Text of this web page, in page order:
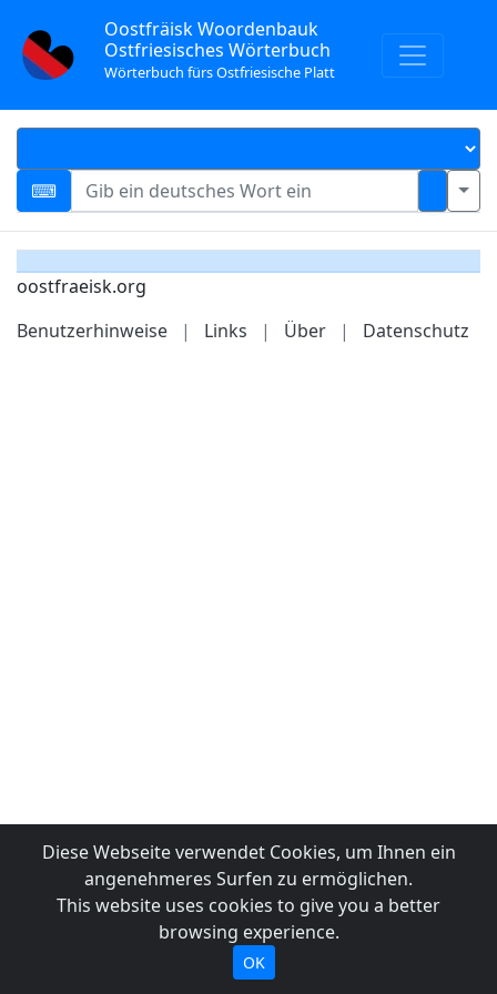
Oostfräisk Woordenbauk
Ostfriesisches Wörterbuch
Wörterbuch fürs Ostfriesische Platt
oostfraeisk.org
Benutzerhinweise
| Links | Über | Datenschutz
Diese Webseite verwendet Cookies, um Ihnen ein
angenehmeres Surfen zu ermöglichen.
This website uses cookies to give you a better
browsing experience.
OK